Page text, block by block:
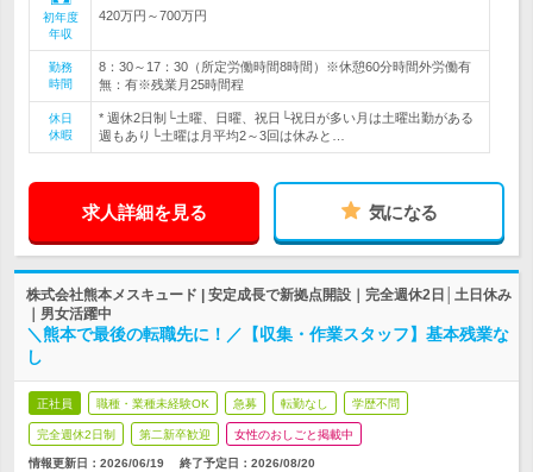
初年度
年収
420万円～700万円
勤務
時間
8：30～17：30（所定労働時間8時間）※休憩60分時間外労働有
無：有※残業月25時間程
休日
休暇
* 週休2日制└土曜、日曜、祝日└祝日が多い月は土曜出勤がある
週もあり└土曜は月平均2～3回は休みと…
求人詳細を見る 気になる
株式会社熊本メスキュード | 安定成長で新拠点開設｜完全週休2日│土日休み
｜男女活躍中
＼熊本で最後の転職先に！／【収集・作業スタッフ】基本残業な
し
正社員 職種・業種未経験OK 急募 転勤なし 学歴不問
完全週休2日制 第二新卒歓迎 女性のおしごと掲載中
情報更新日：2026/06/19 終了予定日： 2026/08/20